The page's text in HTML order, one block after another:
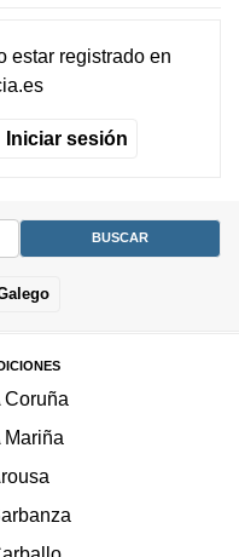
estar registradoen
Iniciar sesión
Coruña
Mariña